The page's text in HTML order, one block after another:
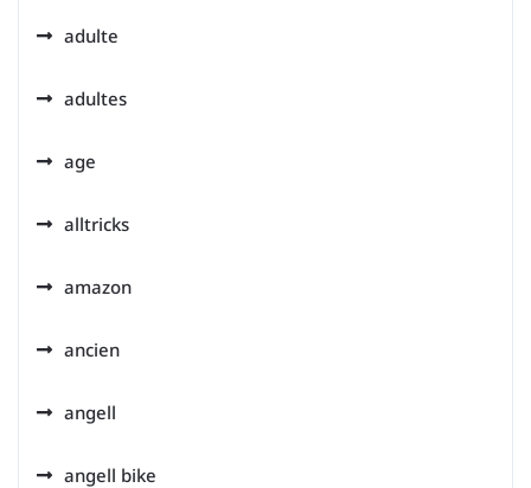
adulte
adultes
age
alltricks
amazon
ancien
angell
angell bike